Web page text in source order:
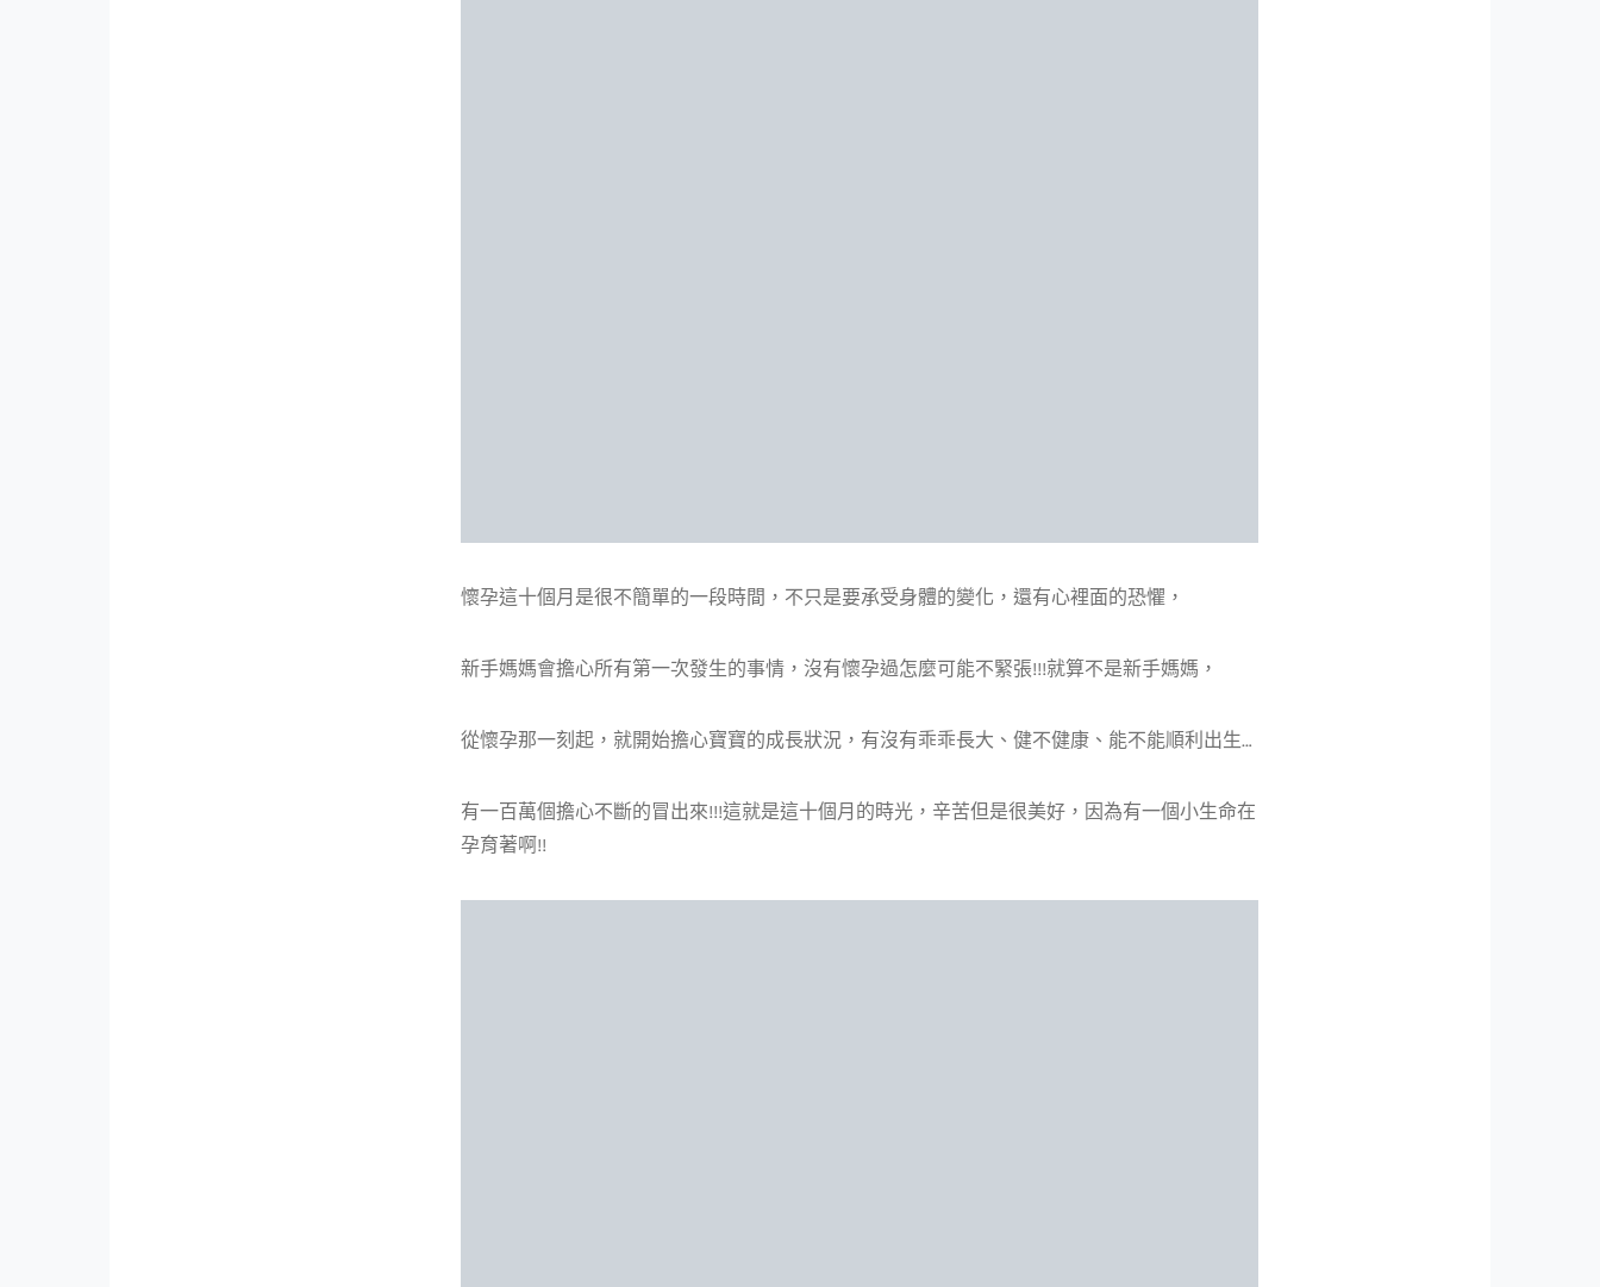
懷孕這十個月是很不簡單的一段時間，不只是要承受身體的變化，還有心裡面的恐懼，
新手媽媽會擔心所有第一次發生的事情，沒有懷孕過怎麼可能不緊張!!!就算不是新手媽媽，
從懷孕那一刻起，就開始擔心寶寶的成長狀況，有沒有乖乖長大、健不健康、能不能順利出生…
有一百萬個擔心不斷的冒出來!!!這就是這十個月的時光，辛苦但是很美好，因為有一個小生命在
孕育著啊!!